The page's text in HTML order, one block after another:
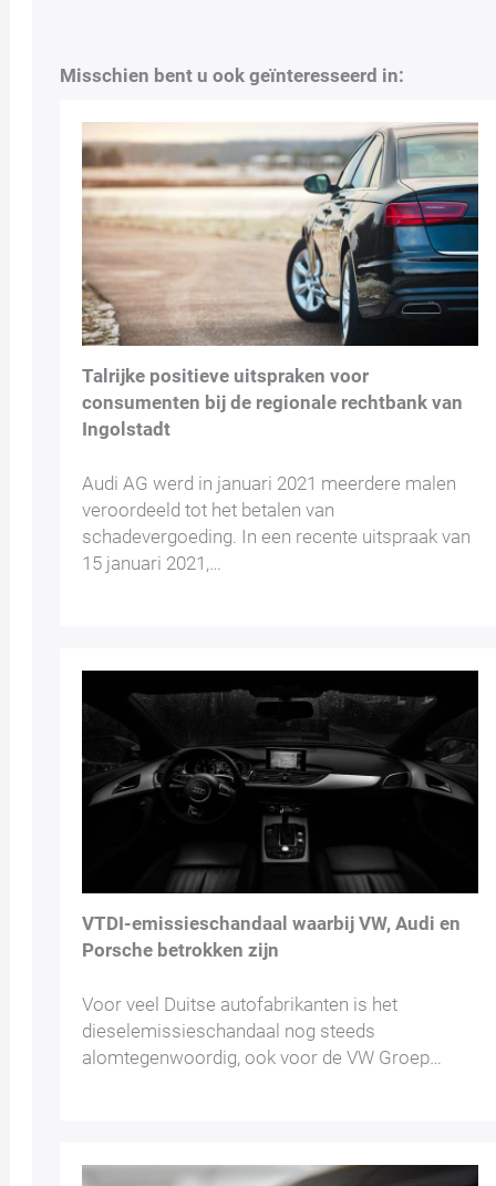
Misschien bent u ook geïnteresseerd in:
Talrijke positieve uitspraken voor
consumenten bij de regionale rechtbank van
Ingolstadt
Audi AG werd in januari 2021 meerdere malen
veroordeeld tot het betalen van
schadevergoeding. In een recente uitspraak van
15 januari 2021,…
VTDI-emissieschandaal waarbij VW, Audi en
Porsche betrokken zijn
Voor veel Duitse autofabrikanten is het
dieselemissieschandaal nog steeds
alomtegenwoordig, ook voor de VW Groep…